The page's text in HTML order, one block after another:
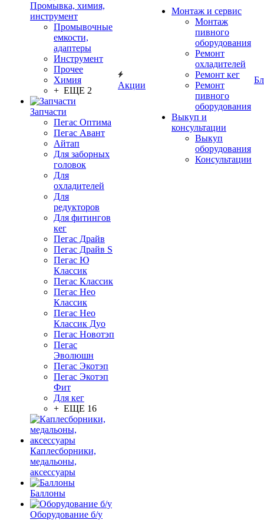
Промывка, химия,
инструмент
Промывочные
емкости,
адаптеры
Инструмент
Прочее
Химия
+ ЕЩЕ 2
Запчасти
Пегас Оптима
Пегас Авант
Айтап
Для заборных
головок
Для
охладителей
Для
редукторов
Для фитингов
кег
Пегас Драйв
Пегас Драйв S
Пегас Ю
Классик
Пегас Классик
Пегас Нео
Классик
Пегас Нео
Классик Дуо
Пегас Новотэп
Пегас
Эволюшн
Пегас Экотэп
Пегас Экотэп
Фит
Для кег
+ ЕЩЕ 16
Каплесборники,
медальоны,
аксессуары
Баллоны
Оборудование б/у
Акции
Монтаж и сервис
Монтаж
пивного
оборудования
Ремонт
охладителей
Ремонт кег
Ремонт
пивного
оборудования
Выкуп и
консультации
Выкуп
оборудования
Консультации